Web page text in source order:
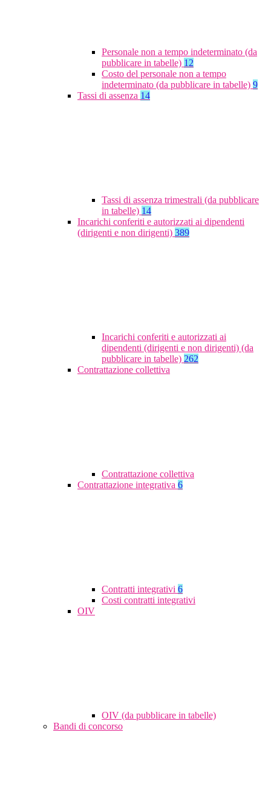
Personale non a tempo indeterminato (da
pubblicare in tabelle) 12
Costo del personale non a tempo
indeterminato (da pubblicare in tabelle) 9
Tassi di assenza 14
Tassi di assenza trimestrali (da pubblicare
in tabelle) 14
Incarichi conferiti e autorizzati ai dipendenti
(dirigenti e non dirigenti) 389
Incarichi conferiti e autorizzati ai
dipendenti (dirigenti e non dirigenti) (da
pubblicare in tabelle) 262
Contrattazione collettiva
Contrattazione collettiva
Contrattazione integrativa 6
Contratti integrativi 6
Costi contratti integrativi
OIV
OIV (da pubblicare in tabelle)
Bandi di concorso